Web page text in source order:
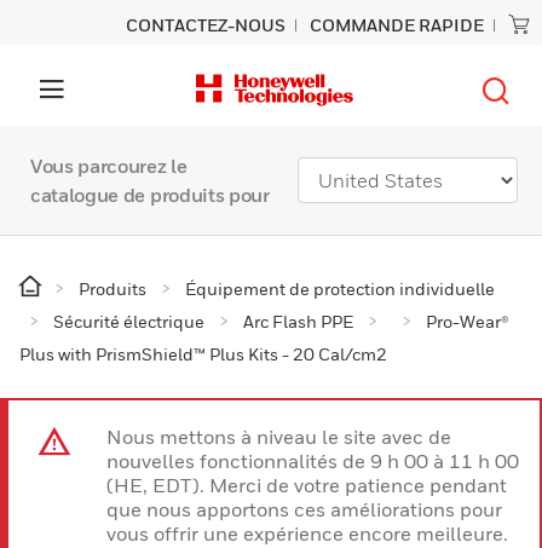
CONTACTEZ-NOUS COMMANDE RAPIDE
Vous parcourez le
catalogue de produits pour
Produits
Équipement de protection individuelle
Sécurité électrique
Arc Flash PPE
Pro-Wear®
Plus with PrismShield™ Plus Kits - 20 Cal/cm2
Nous mettons à niveau le site avec de
nouvelles fonctionnalités de 9 h 00 à 11 h 00
(HE, EDT). Merci de votre patience pendant
que nous apportons ces améliorations pour
vous offrir une expérience encore meilleure.